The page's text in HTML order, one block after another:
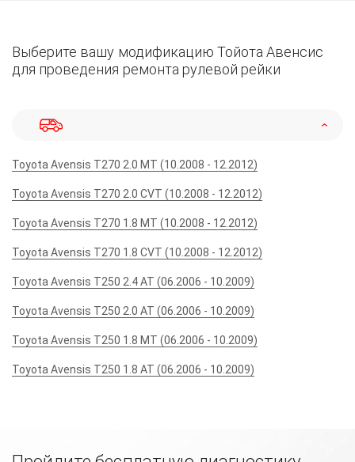
Выберите вашу модификацию Тойота Авенсис
для проведения ремонта рулевой рейки
Toyota Avensis T270 2.0 MT (10.2008 - 12.2012)
Toyota Avensis T270 2.0 CVT (10.2008 - 12.2012)
Toyota Avensis T270 1.8 MT (10.2008 - 12.2012)
Toyota Avensis T270 1.8 CVT (10.2008 - 12.2012)
Toyota Avensis T250 2.4 AT (06.2006 - 10.2009)
Toyota Avensis T250 2.0 AT (06.2006 - 10.2009)
Toyota Avensis T250 1.8 MT (06.2006 - 10.2009)
Toyota Avensis T250 1.8 AT (06.2006 - 10.2009)